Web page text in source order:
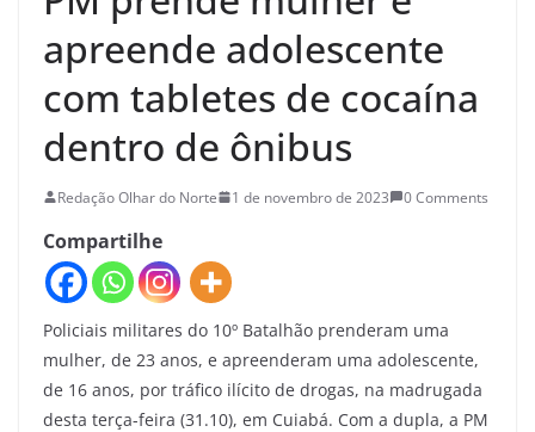
apreende adolescente
com tabletes de cocaína
dentro de ônibus
Redação Olhar do Norte 1 de novembro de 2023 0 Comments
Compartilhe
Policiais militares do 10º Batalhão prenderam uma
mulher, de 23 anos, e apreenderam uma adolescente,
de 16 anos, por tráfico ilícito de drogas, na madrugada
desta terça-feira (31.10), em Cuiabá. Com a dupla, a PM